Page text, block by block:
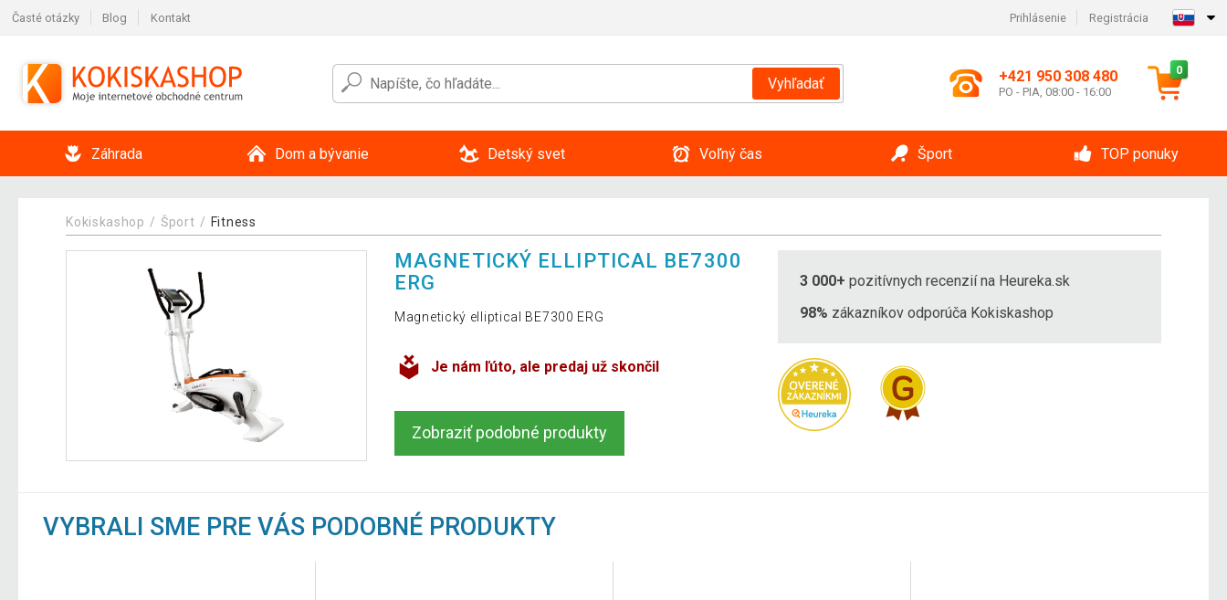
Časté otázky Blog Kontakt Prihlásenie Registrácia
Vyhľadať +421 950 308 480
PO - PIA, 08:00 - 16:00
0
Záhrada Dom a bývanie Detský svet Voľný čas Šport TOP ponuky
Kokiskashop Šport Fitness
MAGNETICKÝ ELLIPTICAL BE7300
ERG
Magnetický elliptical BE7300 ERG
Je nám ľúto, ale predaj už skončil
Zobraziť podobné produkty
3 000+ pozitívnych recenzií na Heureka.sk
98% zákazníkov odporúča Kokiskashop
VYBRALI SME PRE VÁS PODOBNÉ PRODUKTY